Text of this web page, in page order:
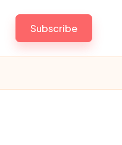
Subscribe